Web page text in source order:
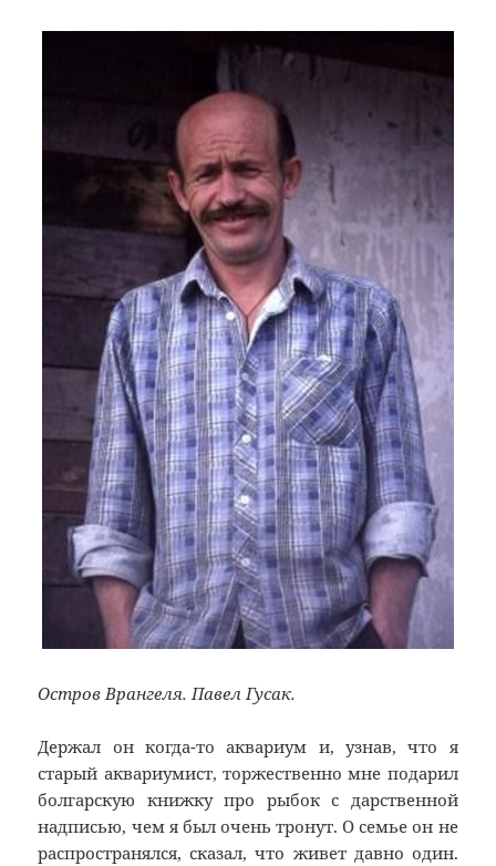
Остров Врангеля. Павел Гусак.
Держал он когда-то аквариум и, узнав, что я
старый аквариумист, торжественно мне подарил
болгарскую книжку про рыбок с дарственной
надписью, чем я был очень тронут. О семье он не
распространялся, сказал, что живет давно один.